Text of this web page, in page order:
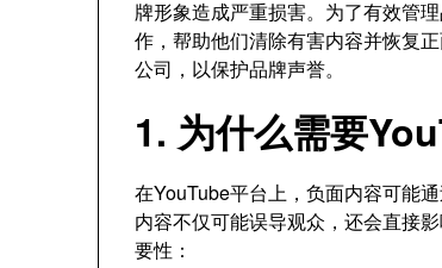
牌形象造成严重损害。为了有效管
作，帮助他们清除有害内容并恢复
公司，以保护品牌声誉。
1. 为什么需要
在YouTube平台上，负面内容可能
内容不仅可能误导观众，还会直接
要性：